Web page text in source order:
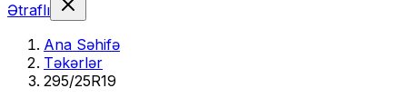
Ətraflı
Ana Səhifə
Təkərlər
295/25R19